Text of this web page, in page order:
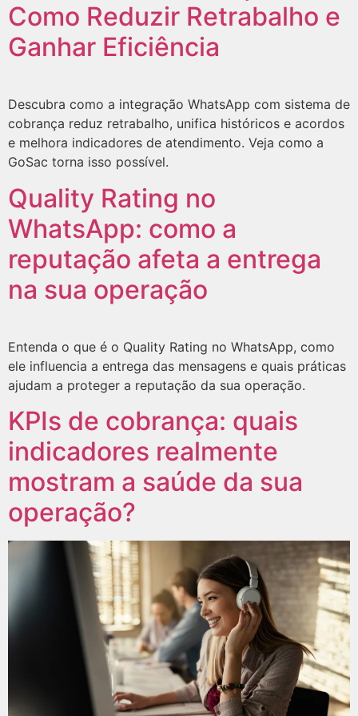
Como Reduzir Retrabalho e
Ganhar Eficiência
Descubra como a integração WhatsApp com sistema de
cobrança reduz retrabalho, unifica históricos e acordos
e melhora indicadores de atendimento. Veja como a
GoSac torna isso possível.
Quality Rating no
WhatsApp: como a
reputação afeta a entrega
na sua operação
Entenda o que é o Quality Rating no WhatsApp, como
ele influencia a entrega das mensagens e quais práticas
ajudam a proteger a reputação da sua operação.
KPIs de cobrança: quais
indicadores realmente
mostram a saúde da sua
operação?